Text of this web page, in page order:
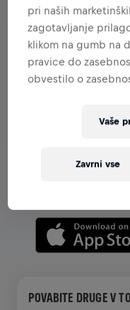
OGLEJTE SI EKIPE V
raziskujte vse o
POVABITE DRUGE V
pri naših
zagotavljanje
klikom na gumb na
pravice do
obvestilo o
Vaše
Zavrni vse